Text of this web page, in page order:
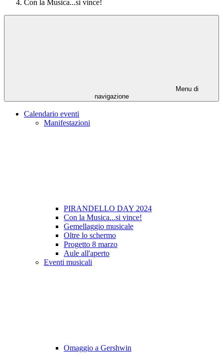
Con la Musica...si vince!
Menu di
navigazione
Calendario eventi
Manifestazioni
PIRANDELLO DAY 2024
Con la Musica...si vince!
Gemellaggio musicale
Oltre lo schermo
Progetto 8 marzo
Aule all'aperto
Eventi musicali
Omaggio a Gershwin